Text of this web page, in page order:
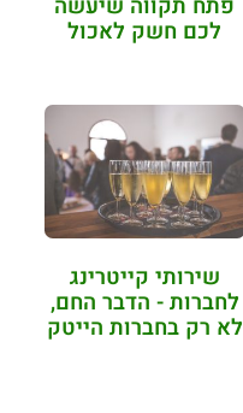
לכם חשק לאכול
שירותי קייטרינג
לחברות - הדבר החם,
לא רק בחברות הייטק